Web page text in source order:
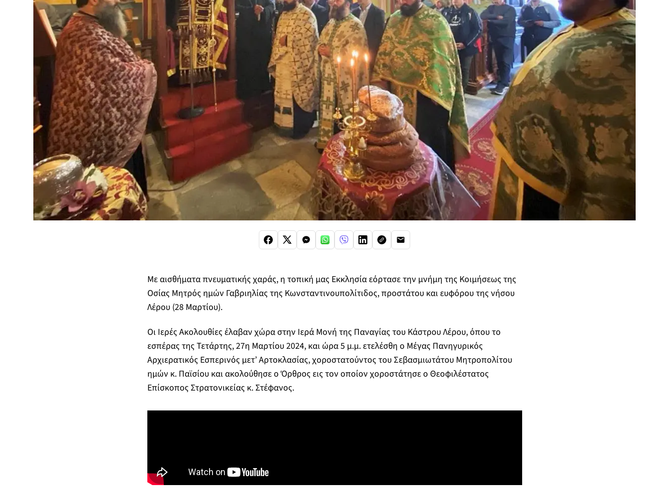
Με αισθήματα πνευματικής χαράς, η τοπική μας Εκκλησία εόρτασε την μνήμη της Κοιμήσεως της
Οσίας Μητρός ημών Γαβριηλίας της Κωνσταντινουπολίτιδος, προστάτου και ευφόρου της νήσου
Λέρου (28 Μαρτίου).
Οι Ιερές Ακολουθίες έλαβαν χώρα στην Ιερά Μονή της Παναγίας του Κάστρου Λέρου, όπου το
εσπέρας της Τετάρτης, 27η Μαρτίου 2024, και ώρα 5 μ.μ. ετελέσθη ο Μέγας Πανηγυρικός
Αρχιερατικός Εσπερινός μετ’ Αρτοκλασίας, χοροστατούντος του Σεβασμιωτάτου Μητροπολίτου
ημών κ. Παϊσίου και ακολούθησε ο Όρθρος εις τον οποίον χοροστάτησε ο Θεοφιλέστατος
Επίσκοπος Στρατονικείας κ. Στέφανος.